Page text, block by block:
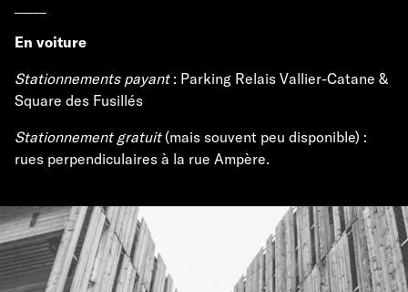
En voiture
Stationnements payant: Parking Relais Vallier-Catane &
Square des Fusillés
Stationnement gratuit(mais souvent peu disponible) :
rues perpendiculaires à la rue Ampère.